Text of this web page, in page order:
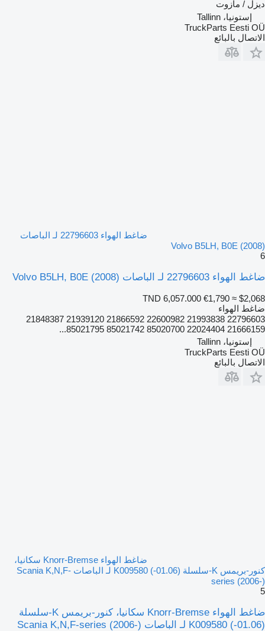
ديزل / مازوت
إستونيا، Tallinn
TruckParts Eesti OÜ
الاتصال بالبائع
ضاغط الهواء 22796603 لـ الباصات
Volvo B5LH, B0E (2008)
6
ضاغط الهواء 22796603 لـ الباصات Volvo B5LH, B0E (2008)
TND 6,057.000 €1,790 ≈ $2,068
ضاغط الهواء
22796603 21993838 22600982 21866592 21939120 21848387
21666159 22024404 85020700 85021742 85021795...
إستونيا، Tallinn
TruckParts Eesti OÜ
الاتصال بالبائع
ضاغط الهواء Knorr-Bremse سكانيا،
كنور-بريمس K-سلسلة (01.06-) K009580 لـ الباصات Scania K,N,F-
series (2006-)
5
ضاغط الهواء Knorr-Bremse سكانيا، كنور-بريمس K-سلسلة
(01.06-) K009580 لـ الباصات Scania K,N,F-series (2006-)